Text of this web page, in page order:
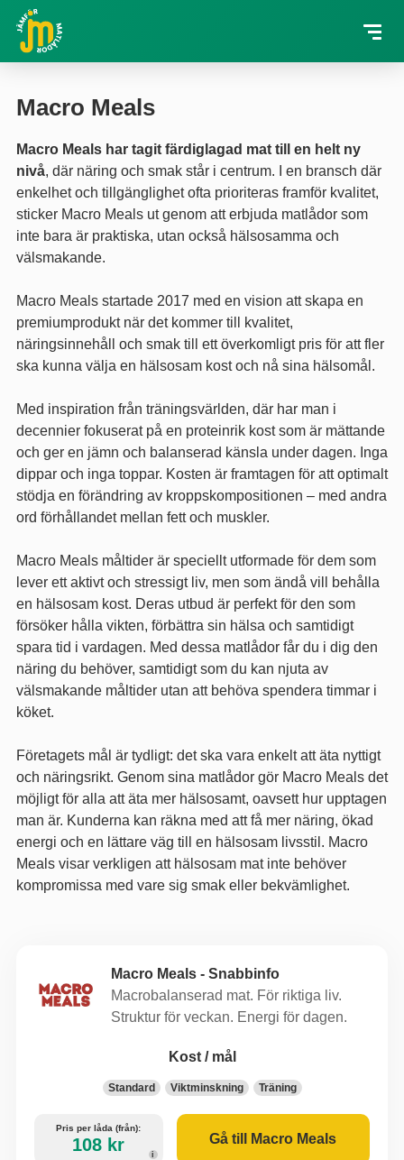
Macro Meals
Macro Meals har tagit färdiglagad mat till en helt ny
nivå, där näring och smak står i centrum. I en bransch där
enkelhet och tillgänglighet ofta prioriteras framför kvalitet,
sticker Macro Meals ut genom att erbjuda matlådor som
inte bara är praktiska, utan också hälsosamma och
välsmakande.
Macro Meals startade 2017 med en vision att skapa en
premiumprodukt när det kommer till kvalitet,
näringsinnehåll och smak till ett överkomligt pris för att fler
ska kunna välja en hälsosam kost och nå sina hälsomål.
Med inspiration från träningsvärlden, där har man i
decennier fokuserat på en proteinrik kost som är mättande
och ger en jämn och balanserad känsla under dagen. Inga
dippar och inga toppar. Kosten är framtagen för att optimalt
stödja en förändring av kroppskompositionen – med andra
ord förhållandet mellan fett och muskler.
Macro Meals måltider är speciellt utformade för dem som
lever ett aktivt och stressigt liv, men som ändå vill behålla
en hälsosam kost. Deras utbud är perfekt för den som
försöker hålla vikten, förbättra sin hälsa och samtidigt
spara tid i vardagen. Med dessa matlådor får du i dig den
näring du behöver, samtidigt som du kan njuta av
välsmakande måltider utan att behöva spendera timmar i
köket.
Företagets mål är tydligt: det ska vara enkelt att äta nyttigt
och näringsrikt. Genom sina matlådor gör Macro Meals det
möjligt för alla att äta mer hälsosamt, oavsett hur upptagen
man är. Kunderna kan räkna med att få mer näring, ökad
energi och en lättare väg till en hälsosam livsstil. Macro
Meals visar verkligen att hälsosam mat inte behöver
kompromissa med vare sig smak eller bekvämlighet.
Macro Meals - Snabbinfo
Macrobalanserad mat. För riktiga liv.
Struktur för veckan. Energi för dagen.
Kost / mål
Standard Viktminskning Träning
i
Pris per låda (från):
108 kr Gå till Macro Meals